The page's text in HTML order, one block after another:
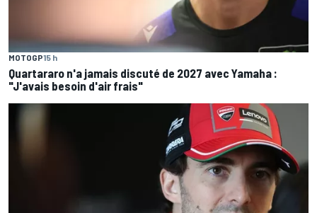
MOTOGP15 h
Quartararo n'a jamais discuté de 2027 avec Yamaha :
"J'avais besoin d'air frais"